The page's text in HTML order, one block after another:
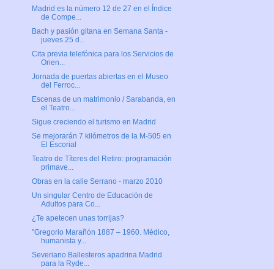
Madrid es la número 12 de 27 en el Índice
de Compe...
Bach y pasión gitana en Semana Santa -
jueves 25 d...
Cita previa telefónica para los Servicios de
Orien...
Jornada de puertas abiertas en el Museo
del Ferroc...
Escenas de un matrimonio / Sarabanda, en
el Teatro...
Sigue creciendo el turismo en Madrid
Se mejorarán 7 kilómetros de la M-505 en
El Escorial
Teatro de Títeres del Retiro: programación
primave...
Obras en la calle Serrano - marzo 2010
Un singular Centro de Educación de
Adultos para Co...
¿Te apetecen unas torrijas?
"Gregorio Marañón 1887 – 1960. Médico,
humanista y...
Severiano Ballesteros apadrina Madrid
para la Ryde...